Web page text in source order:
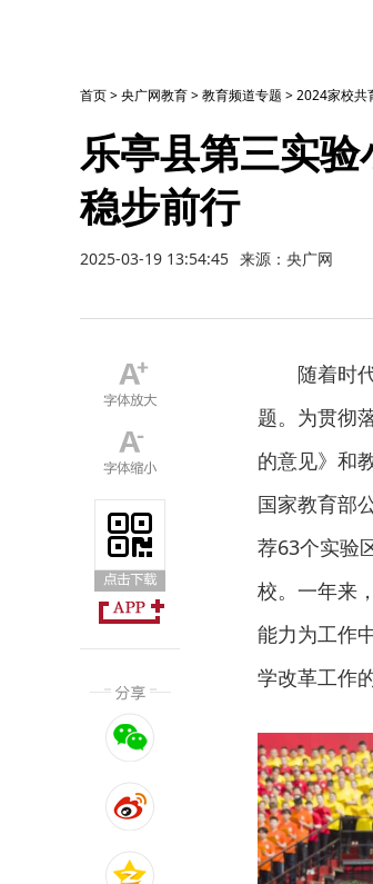
首页>央广网教育>教育频道专题 >2024家校共
乐亭县第三实
稳步前行
2025-03-19 13:54:45 来源：央广网
随着时
题。为贯彻
的意见》和
国家教育部
荐63个实验
校。一年来
能力为工作
学改革工作